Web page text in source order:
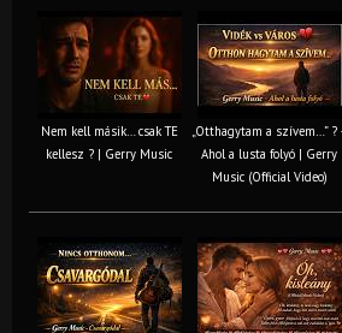
Nem kell másik… csak TE
kellesz ? | Gerry Music
„Otthagytam a szívem…” ?
Ahol a lusta folyó | Gerry
Music (Official Video)